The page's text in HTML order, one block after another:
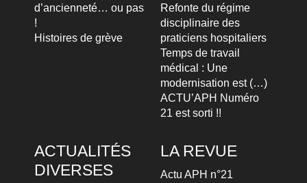
d’ancienneté… ou pas
!
Histoires de grève
Refonte du régime
disciplinaire des
praticiens hospitaliers
Temps de travail
médical : Une
modernisation est (…)
ACTU’APH Numéro
21 est sorti !!
ACTUALITÉS
DIVERSES
LA REVUE
Actu APH n°21